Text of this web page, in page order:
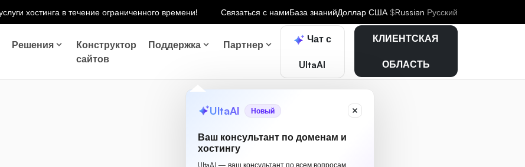
хостинга в течение ограниченного времени! Связаться с намиБаза знанийДоллар США $Russian Русский
Решения
Конструктор
сайтов
Поддержка Партнер Чат с
UltaAI
UltaAI Новый
Ваш консультант по доменам и
хостингу
UltaAI — ваш консультант по всем вопросам,
КЛИЕНТСКАЯ
ОБЛАСТЬ